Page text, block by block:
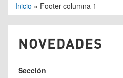
Se encuentra
Inicio » Footer columna 1
NOVEDADES
Sección